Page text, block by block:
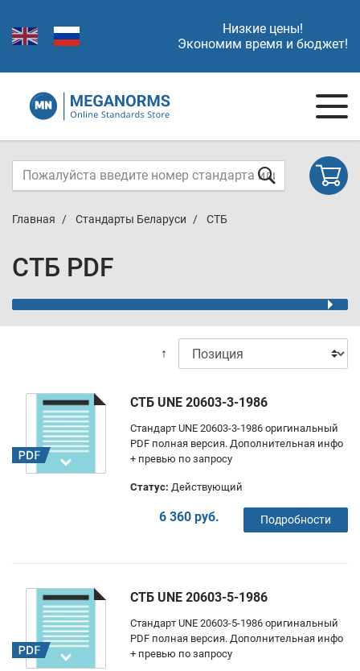
Низкие цены!
Экономим время и бюджет!
Главная Стандарты Беларуси СТБ
СТБ PDF
↑
СТБ UNE 20603-3-1986
Стандарт UNE 20603-3-1986 оригинальный
PDF полная версия. Дополнительная инфо
+ превью по запросу
Статус: Действующий
6 360 руб. Подробности
СТБ UNE 20603-5-1986
Стандарт UNE 20603-5-1986 оригинальный
PDF полная версия. Дополнительная инфо
+ превью по запросу